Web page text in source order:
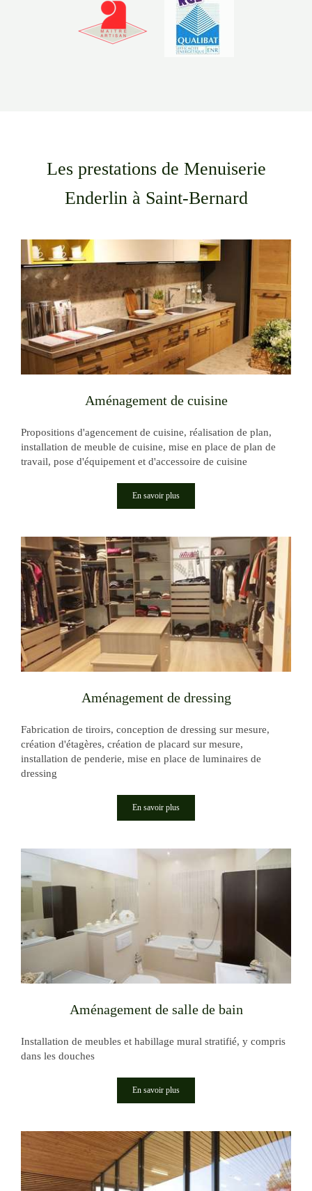
Les prestations de Menuiserie
Enderlin à Saint-Bernard
Aménagement de cuisine
Propositions d'agencement de cuisine, réalisation de plan,
installation de meuble de cuisine, mise en place de plan de
travail, pose d'équipement et d'accessoire de cuisine
En savoir plus
Aménagement de dressing
Fabrication de tiroirs, conception de dressing sur mesure,
création d'étagères, création de placard sur mesure,
installation de penderie, mise en place de luminaires de
dressing
En savoir plus
Aménagement de salle de bain
Installation de meubles et habillage mural stratifié, y compris
dans les douches
En savoir plus